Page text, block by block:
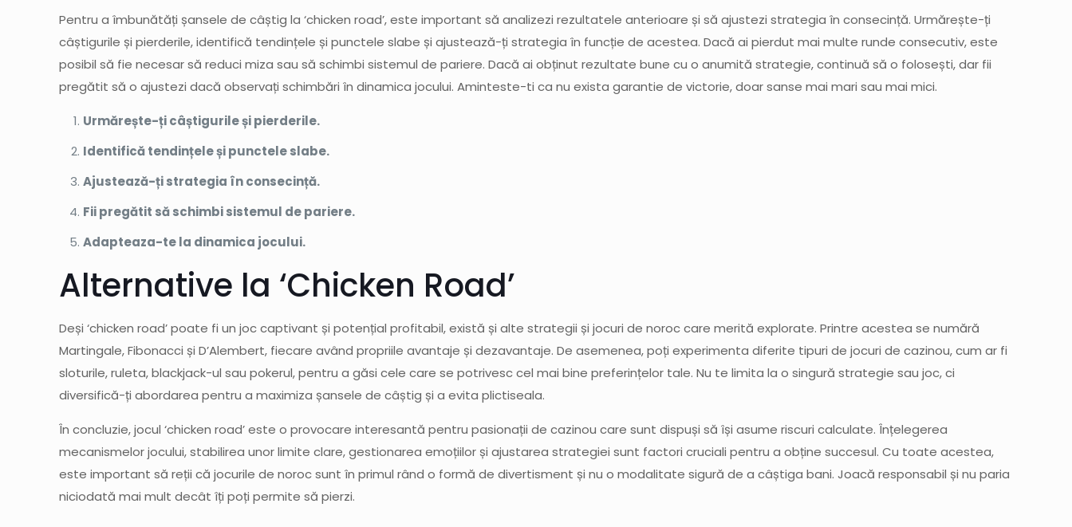
Pentru a îmbunătăți șansele de câștig la ‘chicken road’, este important să analizezi rezultatele anterioare și să ajustezi strategia în consecință. Urmărește-ți
câștigurile și pierderile, identifică tendințele și punctele slabe și ajustează-ți strategia în funcție de acestea. Dacă ai pierdut mai multe runde consecutiv, este
posibil să fie necesar să reduci miza sau să schimbi sistemul de pariere. Dacă ai obținut rezultate bune cu o anumită strategie, continuă să o folosești, dar fii
pregătit să o ajustezi dacă observați schimbări în dinamica jocului. Aminteste-ti ca nu exista garantie de victorie, doar sanse mai mari sau mai mici.
Urmărește-ți câștigurile și pierderile.
Identifică tendințele și punctele slabe.
Ajustează-ți strategia în consecință.
Fii pregătit să schimbi sistemul de pariere.
Adapteaza-te la dinamica jocului.
Alternative la ‘Chicken Road’
Deși ‘chicken road’ poate fi un joc captivant și potențial profitabil, există și alte strategii și jocuri de noroc care merită explorate. Printre acestea se numără
Martingale, Fibonacci și D’Alembert, fiecare având propriile avantaje și dezavantaje. De asemenea, poți experimenta diferite tipuri de jocuri de cazinou, cum ar fi
sloturile, ruleta, blackjack-ul sau pokerul, pentru a găsi cele care se potrivesc cel mai bine preferințelor tale. Nu te limita la o singură strategie sau joc, ci
diversifică-ți abordarea pentru a maximiza șansele de câștig și a evita plictiseala.
În concluzie, jocul ‘chicken road’ este o provocare interesantă pentru pasionații de cazinou care sunt dispuși să își asume riscuri calculate. Înțelegerea
mecanismelor jocului, stabilirea unor limite clare, gestionarea emoțiilor și ajustarea strategiei sunt factori cruciali pentru a obține succesul. Cu toate acestea,
este important să reții că jocurile de noroc sunt în primul rând o formă de divertisment și nu o modalitate sigură de a câștiga bani. Joacă responsabil și nu paria
niciodată mai mult decât îți poți permite să pierzi.